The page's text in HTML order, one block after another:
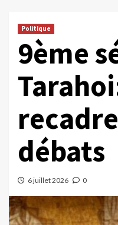
Politique
9ème
débats
6 juillet 2026 0